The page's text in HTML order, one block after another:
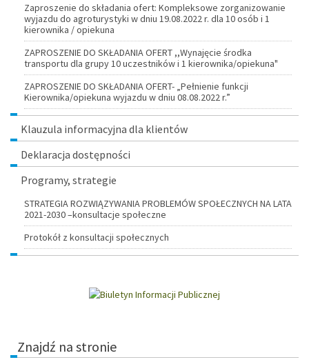
Zaproszenie do składania ofert: Kompleksowe zorganizowanie
wyjazdu do agroturystyki w dniu 19.08.2022 r. dla 10 osób i 1
kierownika / opiekuna
ZAPROSZENIE DO SKŁADANIA OFERT ,,Wynajęcie środka
transportu dla grupy 10 uczestników i 1 kierownika/opiekuna"
ZAPROSZENIE DO SKŁADANIA OFERT- „Pełnienie funkcji
Kierownika/opiekuna wyjazdu w dniu 08.08.2022 r.”
Klauzula informacyjna dla klientów
Deklaracja dostępności
Programy, strategie
STRATEGIA ROZWIĄZYWANIA PROBLEMÓW SPOŁECZNYCH NA LATA
2021-2030 –konsultacje społeczne
Protokół z konsultacji społecznych
Znajdź na stronie